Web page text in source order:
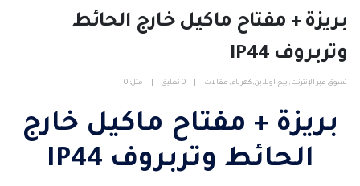
بريزة + مفتاح ماكيل خارج الحائط
وتربروف IP44
تسوق عبر الإنترنت , بيع اونلاين, كهرباء , مقالات 0 تعليق مثل: 0
بريزة + مفتاح ماكيل خارج
الحائط وتربروف IP44